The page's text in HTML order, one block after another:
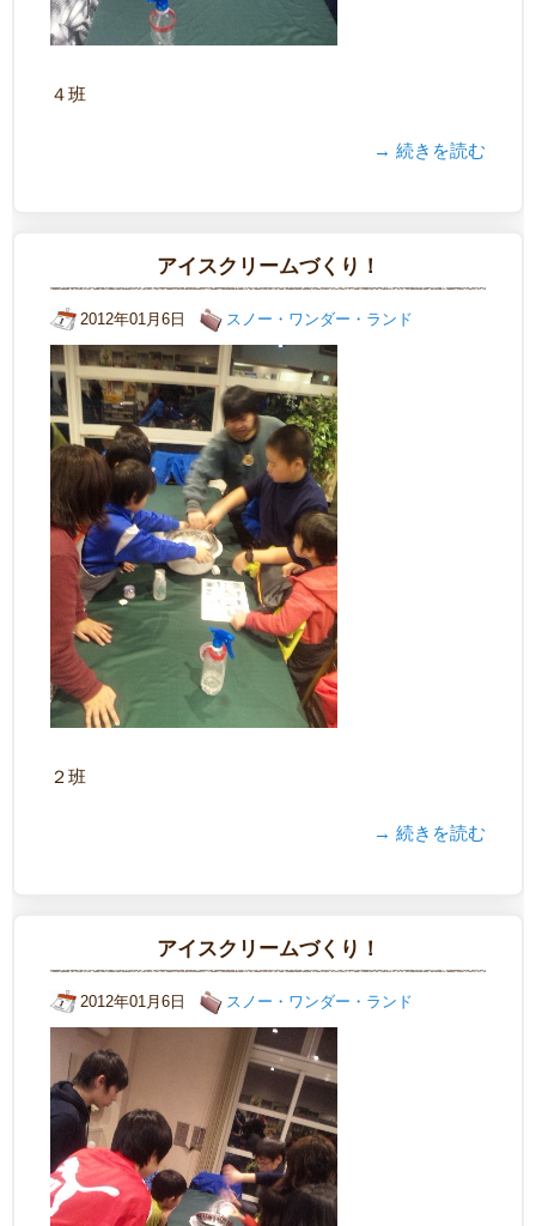
４班
→ 続きを読む
アイスクリームづくり！
2012年01月6日 スノー・ワンダー・ランド
２班
→ 続きを読む
アイスクリームづくり！
2012年01月6日 スノー・ワンダー・ランド